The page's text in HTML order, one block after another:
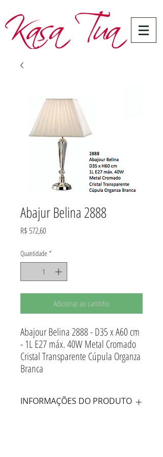
Abajur Belina 2888
R$ 572,60Preço
Quantidade *
Adicionar ao carrinho
Abajour Belina 2888 - D35 x A60 cm
- 1L E27 máx. 40W Metal Cromado
Cristal Transparente Cúpula Organza
Branca
INFORMAÇÕES DO PRODUTO